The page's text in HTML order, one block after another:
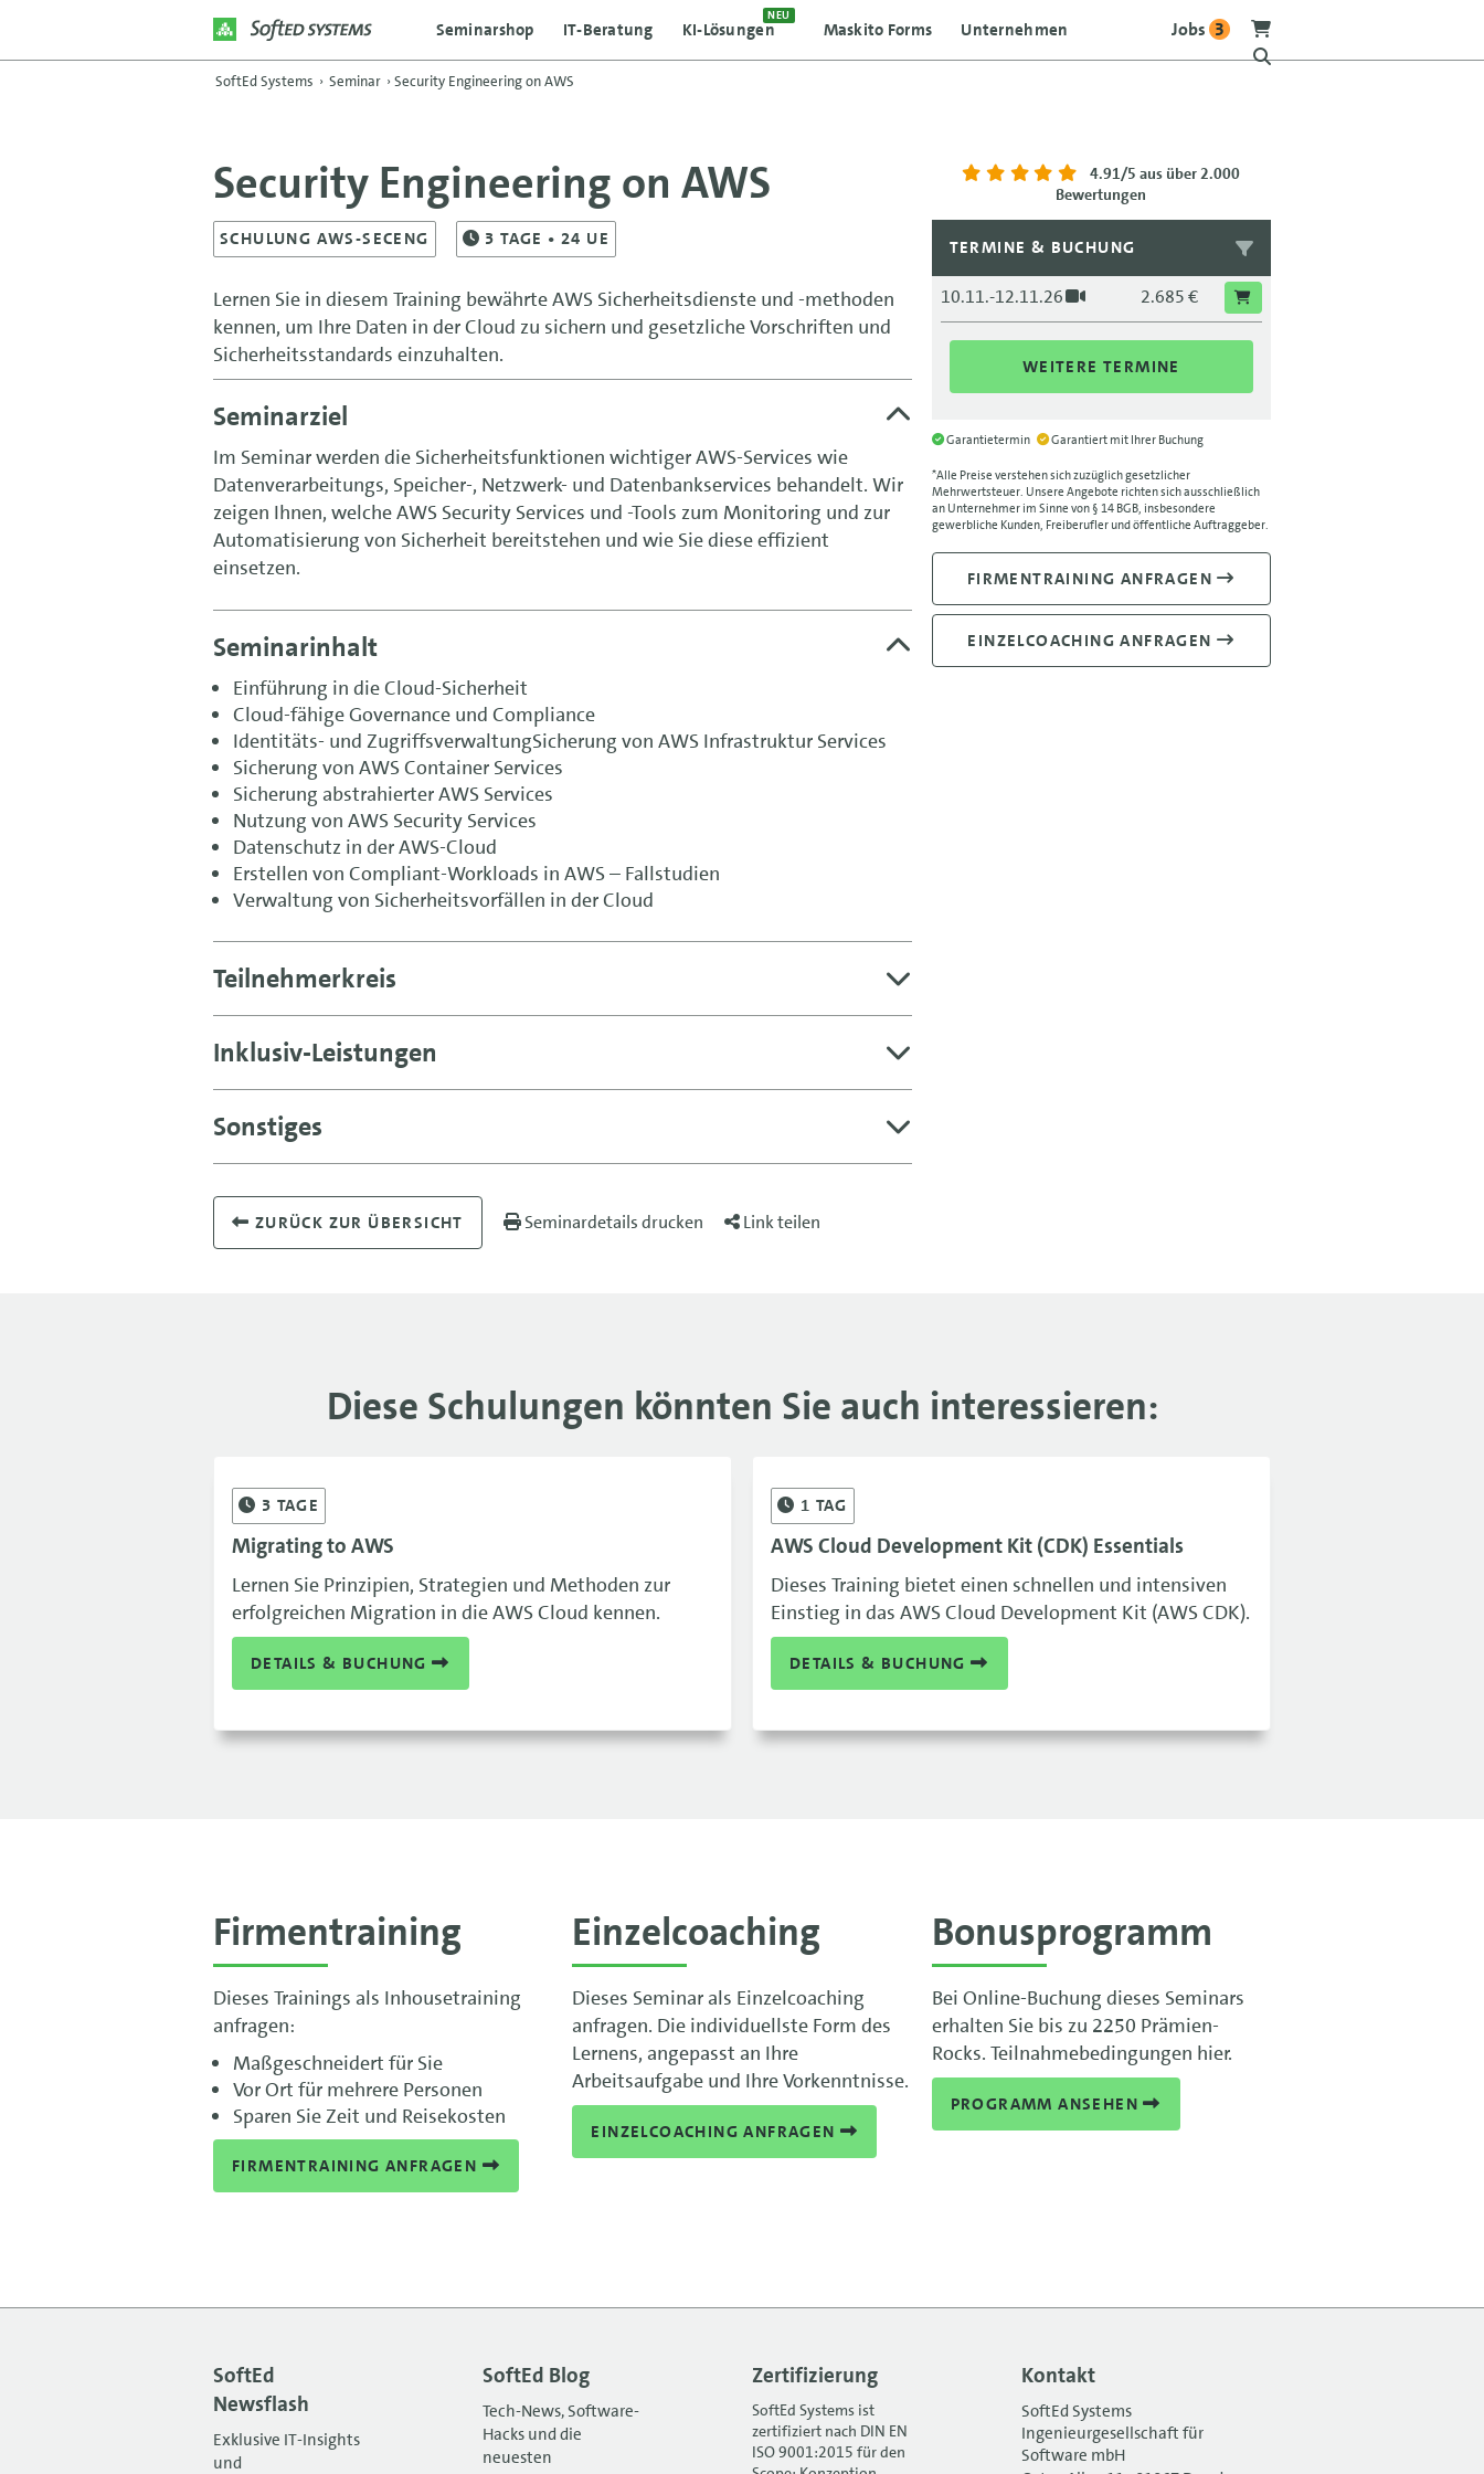
Jobs 3
Seminarshop IT-Beratung KI-Lösungen
NEU
Maskito Forms Unternehmen
SoftEd Systems › Seminar › Security Engineering on AWS
Security Engineering on AWS
SCHULUNG AWS-SECENG 3TAGE • 24 UE
Lernen Sie in diesem Training bewährte AWS Sicherheitsdienste und -methoden
kennen, um Ihre Daten in der Cloud zu sichern und gesetzliche Vorschriften und
Sicherheitsstandards einzuhalten.
Seminarziel
Im Seminar werden die Sicherheitsfunktionen wichtiger AWS-Services wie
Datenverarbeitungs, Speicher-, Netzwerk- und Datenbankservices behandelt. Wir
zeigen Ihnen, welche AWS Security Services und -Tools zum Monitoring und zur
Automatisierung von Sicherheit bereitstehen und wie Sie diese effizient
einsetzen.
Seminarinhalt
Einführung in die Cloud-Sicherheit
Cloud-fähige Governance und Compliance
Identitäts- und ZugriffsverwaltungSicherung von AWS Infrastruktur Services
Sicherung von AWS Container Services
Sicherung abstrahierter AWS Services
Nutzung von AWS Security Services
Datenschutz in der AWS-Cloud
Erstellen von Compliant-Workloads in AWS – Fallstudien
Verwaltung von Sicherheitsvorfällen in der Cloud
Teilnehmerkreis
Inklusiv-Leistungen
Sonstiges
ZURÜCK ZUR ÜBERSICHT Seminardetails drucken Link teilen
4.91/5 aus über 2.000
Bewertungen
TERMINE & BUCHUNG
10.11.-12.11.26 2.685 €
WEITERE TERMINE
Garantietermin Garantiert mit Ihrer Buchung
*Alle Preise verstehen sich zuzüglich gesetzlicher
Mehrwertsteuer. Unsere Angebote richten sich ausschließlich
an Unternehmer im Sinne von § 14 BGB, insbesondere
gewerbliche Kunden, Freiberufler und öffentliche Auftraggeber.
FIRMENTRAINING ANFRAGEN
EINZELCOACHING ANFRAGEN
Diese Schulungen könnten Sie auch interessieren:
3 TAGE
Migrating to AWS
Lernen Sie Prinzipien, Strategien und Methoden zur
erfolgreichen Migration in die AWS Cloud kennen.
DETAILS & BUCHUNG
1 TAG
AWS Cloud Development Kit (CDK) Essentials
Dieses Training bietet einen schnellen und intensiven
Einstieg in das AWS Cloud Development Kit (AWS CDK).
DETAILS & BUCHUNG
Firmentraining
Dieses Trainings als Inhousetraining
anfragen:
Maßgeschneidert für Sie
Vor Ort für mehrere Personen
Sparen Sie Zeit und Reisekosten
FIRMENTRAINING ANFRAGEN
Einzelcoaching
Dieses Seminar als Einzelcoaching
anfragen. Die individuellste Form des
Lernens, angepasst an Ihre
Arbeitsaufgabe und Ihre Vorkenntnisse.
EINZELCOACHING ANFRAGEN
Bonusprogramm
Bei Online-Buchung dieses Seminars
erhalten Sie bis zu 2250 Prämien-
Rocks. Teilnahmebedingungen hier.
PROGRAMM ANSEHEN
SoftEd
Newsflash
Exklusive IT-Insights
und
SoftEd Blog
Tech-News, Software-
Hacks und die
neuesten
Zertifizierung
SoftEd Systems ist
zertifiziert nach DIN EN
ISO 9001:2015 für den
Kontakt
SoftEd Systems
Ingenieurgesellschaft für
Software mbH